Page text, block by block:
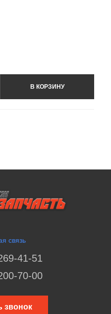
В КОРЗИНУ
связь
41-51
70-00
звонок